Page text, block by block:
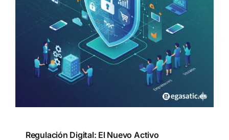
Regulación Digital: El Nuevo Activo